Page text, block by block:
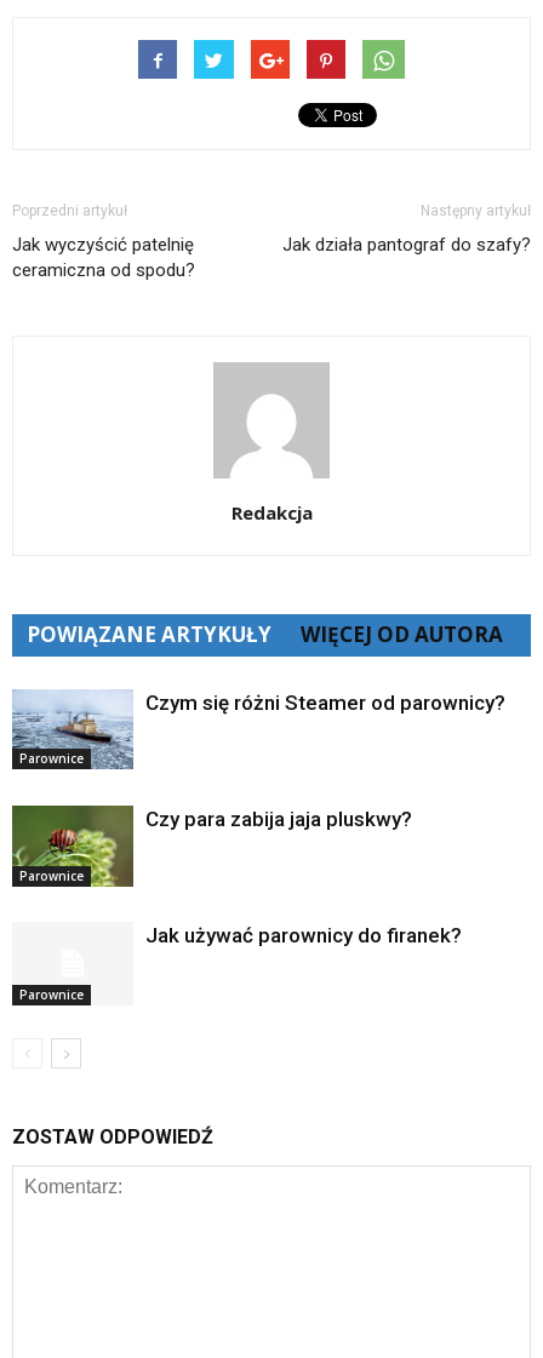
Poprzedni artykuł
Jak wyczyścić patelnię
ceramiczna od spodu?
Następny artykuł
Jak działa pantograf do szafy?
Redakcja
POWIĄZANE ARTYKUŁY WIĘCEJ OD AUTORA
Parownice
Czym się różni Steamer od parownicy?
Parownice
Czy para zabija jaja pluskwy?
Parownice
Jak używać parownicy do firanek?
ZOSTAW ODPOWIEDŹ